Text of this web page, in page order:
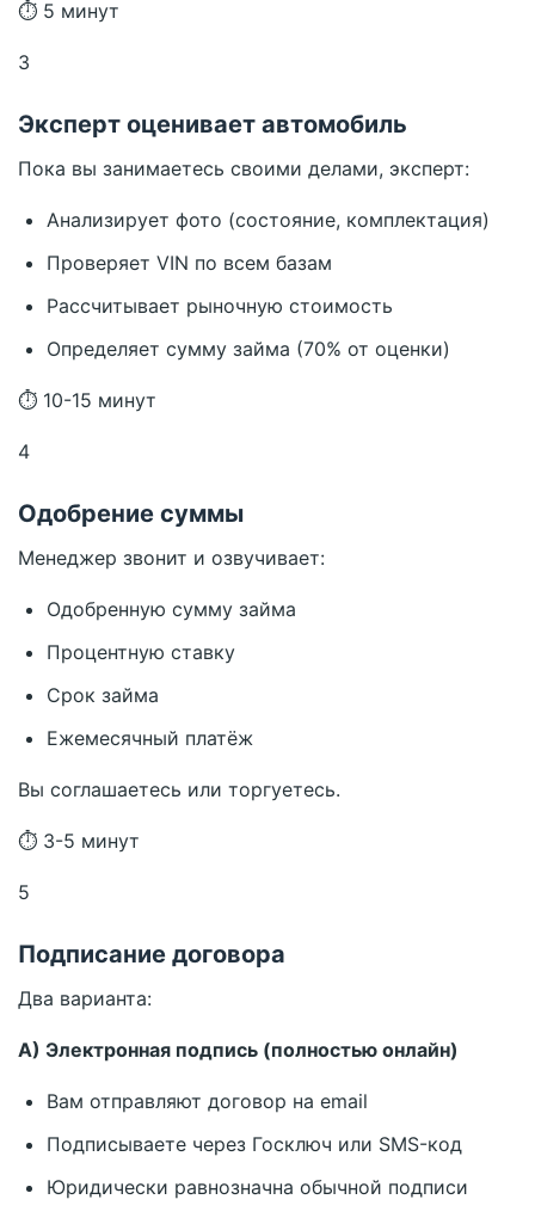
⏱ 5 минут
3
Эксперт оценивает автомобиль
Пока вы занимаетесь своими делами, эксперт:
Анализирует фото (состояние, комплектация)
Проверяет VIN по всем базам
Рассчитывает рыночную стоимость
Определяет сумму займа (70% от оценки)
⏱ 10-15 минут
4
Одобрение суммы
Менеджер звонит и озвучивает:
Одобренную сумму займа
Процентную ставку
Срок займа
Ежемесячный платёж
Вы соглашаетесь или торгуетесь.
⏱ 3-5 минут
5
Подписание договора
Два варианта:
А) Электронная подпись (полностью онлайн)
Вам отправляют договор на email
Подписываете через Госключ или SMS-код
Юридически равнозначна обычной подписи